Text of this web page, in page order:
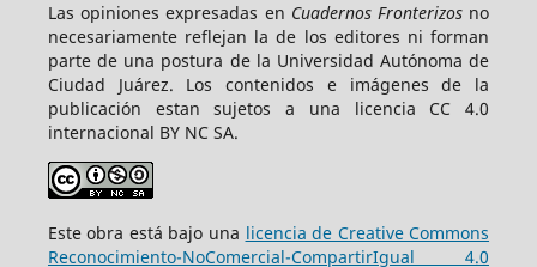
Las opiniones expresadas en Cuadernos Fronterizosno
necesariamente reflejan la de los editores ni forman
parte de una postura de la Universidad Autónoma de
Ciudad Juárez. Los contenidos e imágenes de la
publicación estan sujetos a una licencia CC 4.0
internacional BY NC SA.
Este obra está bajo una licencia de Creative Commons
Reconocimiento-NoComercial-CompartirIgual 4.0